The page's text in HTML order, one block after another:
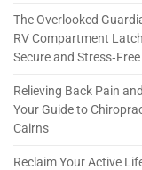
The Overlooked
RV Compartment
Secure and Stress‑Free
Relieving Back Pain
Your Guide to
Cairns
Reclaim Your Active